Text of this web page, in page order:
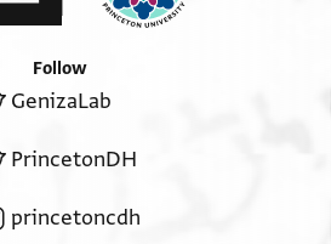
Follow
GenizaLab
PrincetonDH
princetoncdh